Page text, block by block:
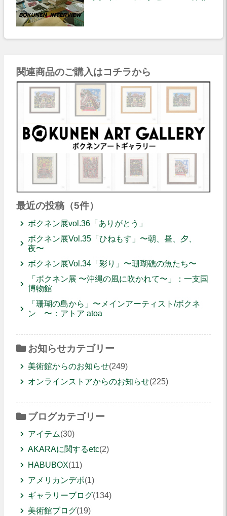
関連商品のご購入はコチラから
最近の投稿（5件）
ボクネン展vol.36「ありがとう」
ボクネン展Vol.35「ひねもす」〜朝、昼、夕、
夜〜
ボクネン展Vol.34「彩り」〜珊瑚礁の魚たち〜
「ボクネン展 〜沖縄の風に吹かれて〜」：一支国
博物館
「珊瑚の島から」〜メインアーティスト/ボクネ
ン 〜：アトア atoa
お知らせカテゴリー
美術館からのお知らせ(249)
オンラインストアからのお知らせ(225)
ブログカテゴリー
アイテム(30)
AKARAに関するetc(2)
HABUBOX(11)
アメリカンデポ(1)
ギャラリーブログ(134)
美術館ブログ(19)